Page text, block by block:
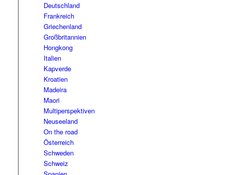
Deutschland
Frankreich
Griechenland
Großbritannien
Hongkong
Italien
Kapverde
Kroatien
Madeira
Maori
Multiperspektiven
Neuseeland
On the road
Österreich
Schweden
Schweiz